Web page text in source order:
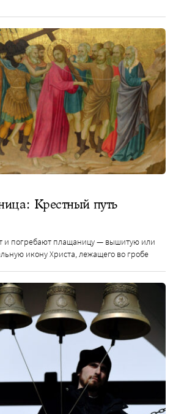
Крестный путь
и погребают плащаницу — вышитую или
икону Христа, лежащего во гробе